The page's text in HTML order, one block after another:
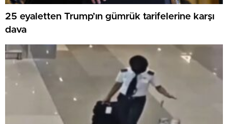
Trump: İran ile çok düzgün görüşmeler
yürütüyoruz